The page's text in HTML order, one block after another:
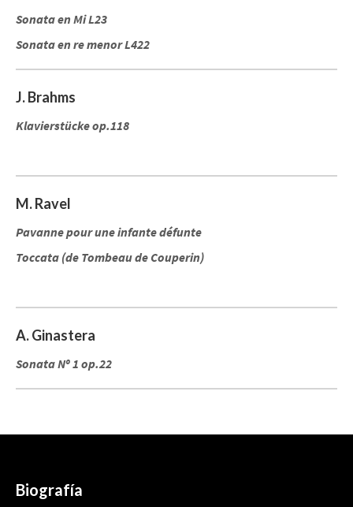
Sonata en Mi L23
Sonata en re menor L422
J. Brahms
Klavierstücke op.118
M. Ravel
Pavanne pour une infante défunte
Toccata (de Tombeau de Couperin)
A. Ginastera
Sonata Nº 1 op.22
Biografía